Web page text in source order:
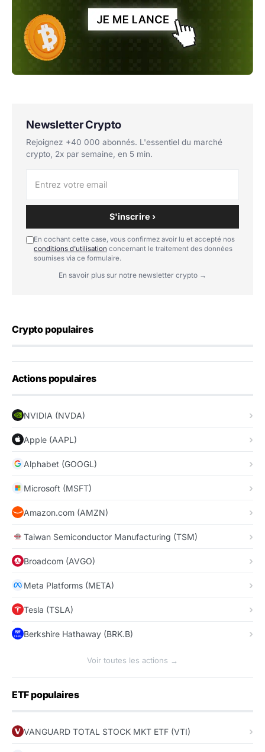
Newsletter Crypto
Rejoignez +40 000 abonnés. L'essentiel du marché
crypto, 2x par semaine, en 5 min.
S'inscrire ›
En cochant cette case, vous confirmez avoir lu et accepté nos
conditions d'utilisation concernant le traitement des données
soumises via ce formulaire.
En savoir plus sur notre newsletter crypto →
Crypto populaires
Actions populaires
NVIDIA (NVDA)
Apple (AAPL)
Alphabet (GOOGL)
Microsoft (MSFT)
Amazon.com (AMZN)
Taiwan Semiconductor Manufacturing (TSM)
Broadcom (AVGO)
Meta Platforms (META)
Tesla (TSLA)
Berkshire Hathaway (BRK.B)
Voir toutes les actions →
ETF populaires
VANGUARD TOTAL STOCK MKT ETF (VTI)